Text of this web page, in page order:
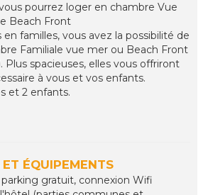
pourrez loger en chambre Vue
Beach Front
en familles, vous avez la possibilité de
Familiale vue mer ou Beach Front
Plus spacieuses, elles vous offriront
à vous et vos enfants.
et 2 enfants.
ÉQUIPEMENTS
gratuit, connexion Wifi